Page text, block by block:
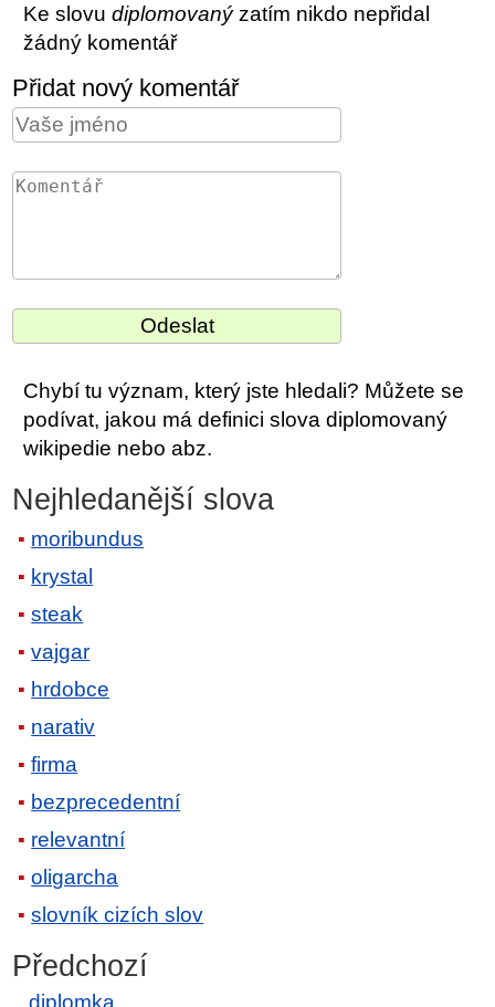
Ke slovudiplomovanýzatím nikdo nepřidal
žádný komentář
Přidat nový komentář
Chybí tu význam, který jste hledali? Můžete se
podívat, jakou má definici slova diplomovaný
wikipedie nebo abz.
Nejhledanější slova
moribundus
krystal
steak
vajgar
hrdobce
narativ
firma
bezprecedentní
relevantní
oligarcha
slovník cizích slov
Předchozí
diplomka